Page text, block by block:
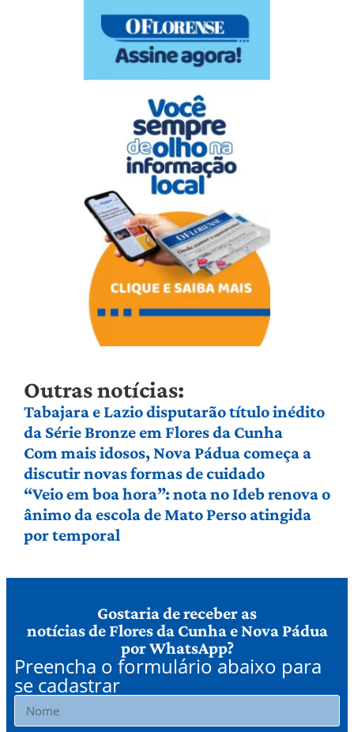
Outras notícias:
Tabajara e Lazio disputarão título inédito
da Série Bronze em Flores da Cunha
Com mais idosos, Nova Pádua começa a
discutir novas formas de cuidado
“Veio em boa hora”: nota no Ideb renova o
ânimo da escola de Mato Perso atingida
por temporal
Gostaria de receber as
notícias de Flores da Cunha e Nova Pádua
por WhatsApp?
Preencha o formulário abaixo para
se cadastrar